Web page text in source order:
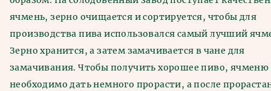
ячмень, зерно очищается и сортируется, чтобы для
производства пива использовался самый лучший
Зерно хранится, а затем замачивается в чане для
замачивания. Чтобы получить хорошее пиво, ячменю
необходимо дать немного прорасти, а после